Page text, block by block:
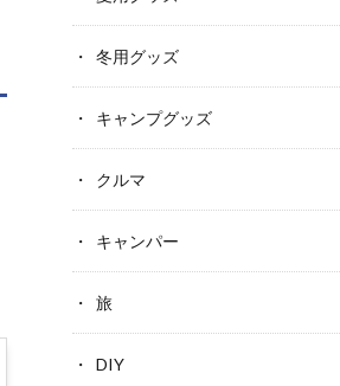
冬用グッズ
キャンプグッズ
クルマ
キャンパー
旅
DIY